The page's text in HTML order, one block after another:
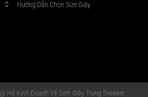
Hướng Dẫn Chọn Size Giày
@ Hộ Kinh Doanh Vệ Sinh Giày Trung Sneaker